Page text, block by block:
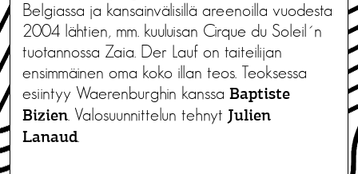
Belgiassa ja kansainvälisillä areenoilla vuodesta
2004 lähtien, mm. kuuluisan Cirque du Soleil´n
tuotannossa Zaia. Der Lauf on taiteilijan
ensimmäinen oma koko illan teos. Teoksessa
esiintyy Waerenburghin kanssa Baptiste
Bizien . Valosuunnittelun tehnyt Julien
Lanaud.